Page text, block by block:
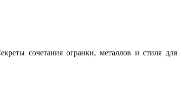
сочетания огранки, металлов и стиля для